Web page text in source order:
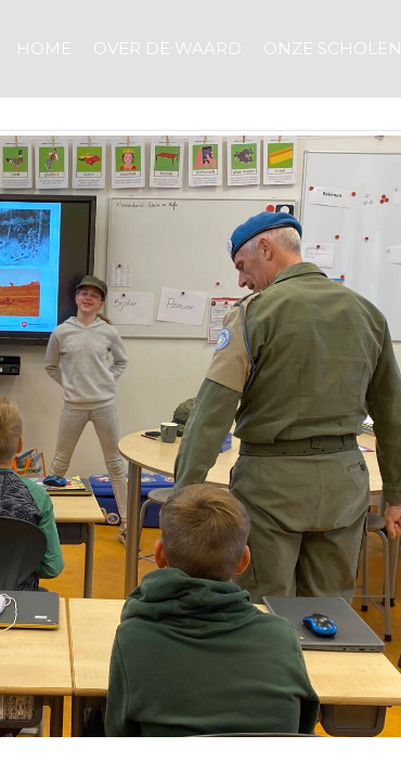
HOME OVER DE WAARD ONZE SCHOLEN